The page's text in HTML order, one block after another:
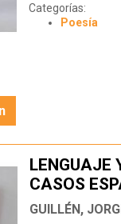
Categorías:
Poesía
LENGUAJE
CASOS
GUILLÉN,